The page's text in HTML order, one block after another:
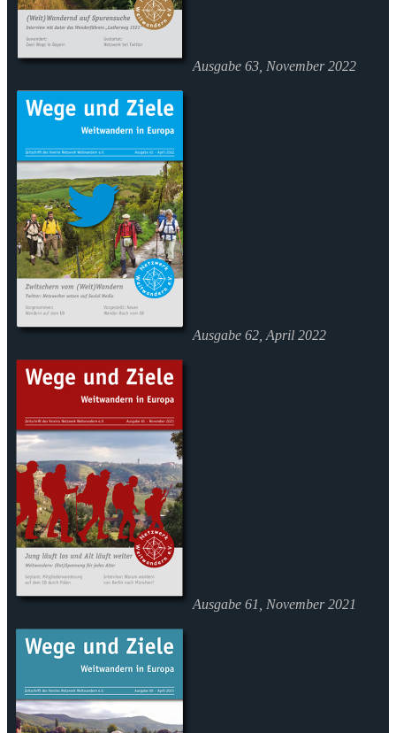
Ausgabe 63, November 2022
Ausgabe 62, April 2022
Ausgabe 61, November 2021